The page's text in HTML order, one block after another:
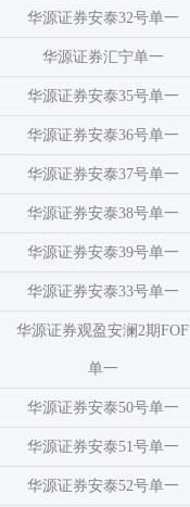
华源证券安泰32号单一
华源证券汇宁单一
华源证券安泰35号单一
华源证券安泰36号单一
华源证券安泰37号单一
华源证券安泰38号单一
华源证券安泰39号单一
华源证券安泰33号单一
华源证券观盈安澜2期FOF
单一
华源证券安泰50号单一
华源证券安泰51号单一
华源证券安泰52号单一